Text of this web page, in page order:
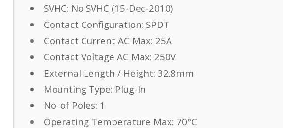
SVHC: No SVHC (15-Dec-2010)
Contact Configuration: SPDT
Contact Current AC Max: 25A
Contact Voltage AC Max: 250V
External Length / Height: 32.8mm
Mounting Type: Plug-In
No. of Poles: 1
Operating Temperature Max: 70°C